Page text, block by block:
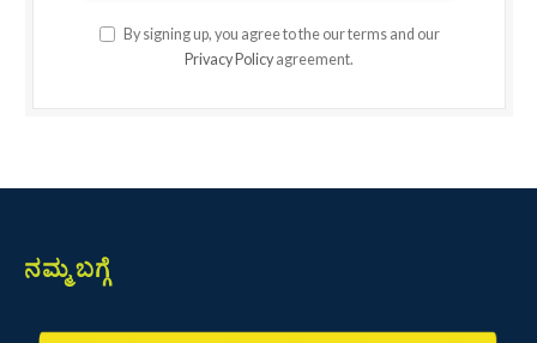
By signing up, you agree to the our terms and our
Privacy Policy agreement.
ನಮ್ಮ ಬಗ್ಗೆ